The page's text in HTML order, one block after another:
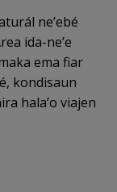
ne’ebé
ida-ne’e
ema fiar
kondisaun
hala’o viajen